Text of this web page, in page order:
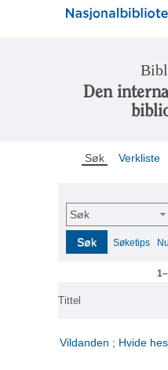
Den
Søk Verkliste
Søk
Søk Søketips
Tittel
Vildanden ; Hvide